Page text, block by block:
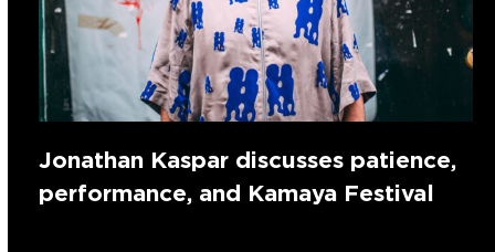
Jonathan Kaspar discusses patience,
performance, and Kamaya Festival